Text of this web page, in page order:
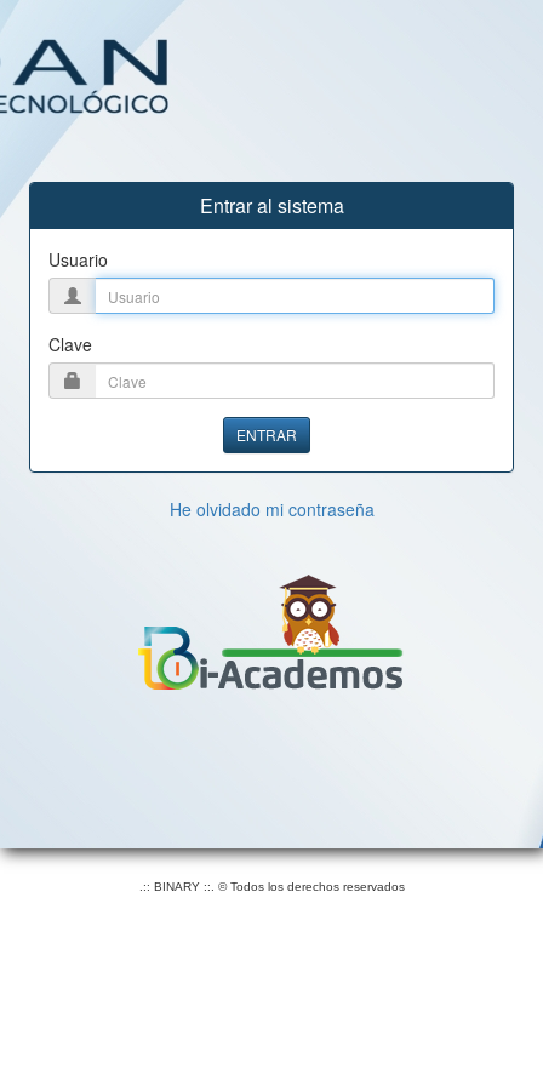
Entrar al sistema
Usuario
Clave
ENTRAR
He olvidado mi contraseña
.:: BINARY ::. © Todos los derechos reservados